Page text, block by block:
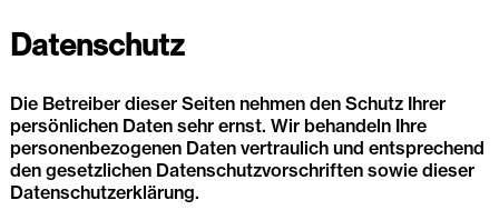
Datenschutz
Die Betreiber dieser Seiten nehmen den Schutz Ihrer
persönlichen Daten sehr ernst. Wir behandeln Ihre
personenbezogenen Daten vertraulich und entsprechend
den gesetzlichen Datenschutzvorschriften sowie dieser
Datenschutzerklärung.